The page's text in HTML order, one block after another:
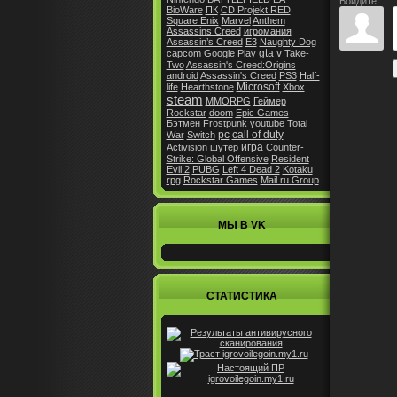
BioWare ПК CD Projekt RED
Square Enix Marvel Anthem
Assassins Creed игромания
Assassin’s Creed E3 Naughty Dog
capcom Google Play gta v Take-
Two Assassin's Creed:Origins
android Assassin's Creed PS3 Half-
life Hearthstone Microsoft Xbox
steam MMORPG Геймер
Rockstar doom Epic Games
Бэтмен Frostpunk youtube Total
War Switch pc call of duty
Activision шутер игра Counter-
Strike: Global Offensive Resident
Evil 2 PUBG Left 4 Dead 2 Kotaku
rpg Rockstar Games Mail.ru Group
МЫ В VK
СТАТИСТИКА